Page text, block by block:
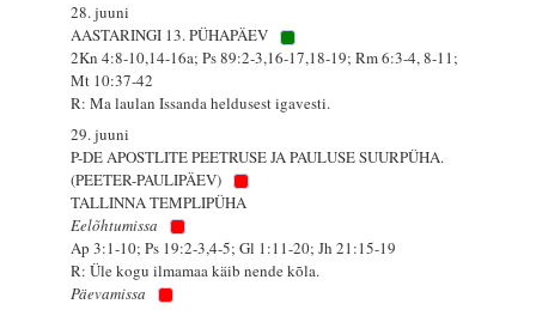
28. juuni
AASTARINGI 13. PÜHAPÄEV
2Kn 4:8-10,14-16a; Ps 89:2-3,16-17,18-19; Rm 6:3-4, 8-11;
Mt 10:37-42
R: Ma laulan Issanda heldusest igavesti.
29. juuni
P-DE APOSTLITE PEETRUSE JA PAULUSE SUURPÜHA.
(PEETER-PAULIPÄEV)
TALLINNA TEMPLIPÜHA
Eelõhtumissa
Ap 3:1-10; Ps 19:2-3,4-5; Gl 1:11-20; Jh 21:15-19
R: Üle kogu ilmamaa käib nende kõla.
Päevamissa